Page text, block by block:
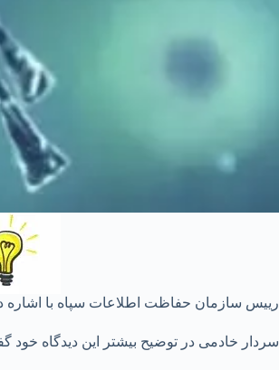
رییس سازمان حفاظت اطلاعات سپاه با
سردار خادمی در توضیح بیشتر این دیدگاه